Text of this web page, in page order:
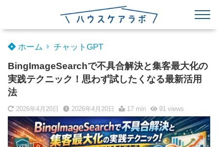
ホーム チャットGPT
BingImageSearchで不具合解決と集客最大化の
実践テクニック！思わず試したくなる最新活用
法
2026年4月20日 2026年4月20日 17 min 91views